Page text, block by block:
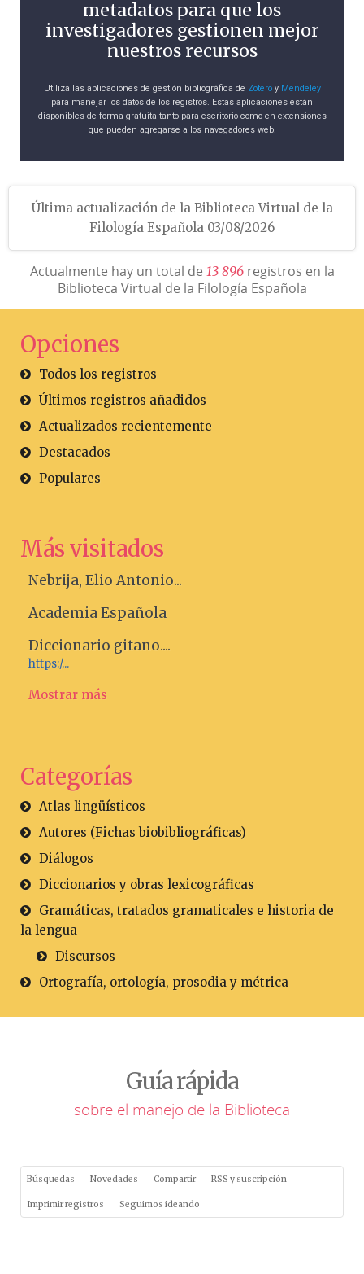
metadatos para que los
investigadores gestionen mejor
nuestros recursos
Utiliza las aplicaciones de gestión bibliográfica de Zoteroy Mendeley
para manejar los datos de los registros. Estas aplicaciones están
disponibles de forma gratuita tanto para escritorio como en extensiones
que pueden agregarse a los navegadores web.
Última actualización de la Biblioteca Virtual de la
Filología Española 03/08/2026
Actualmente hay un total de 13 896registros en la
Biblioteca Virtual de la Filología Española
Opciones
Todos los registros
Últimos registros añadidos
Actualizados recientemente
Destacados
Populares
Más visitados
Nebrija, Elio Antonio...
Academia Española
Diccionario gitano....
https:/...
Mostrar más
Categorías
Atlas lingüísticos
Autores (Fichas biobibliográficas)
Diálogos
Diccionarios y obras lexicográficas
Gramáticas, tratados gramaticales e historia de
la lengua
Discursos
Ortografía, ortología, prosodia y métrica
Guía rápida
sobre el manejo de la Biblioteca
Búsquedas Novedades Compartir RSS y suscripción
Imprimir registros Seguimos ideando